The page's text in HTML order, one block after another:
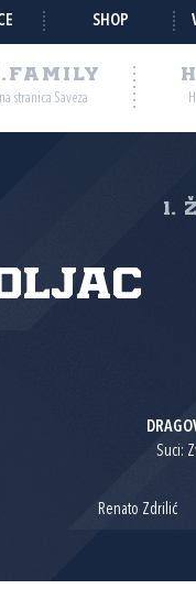
SHOP
stranica Saveza
1.
Suci:
Renato Zdrilić